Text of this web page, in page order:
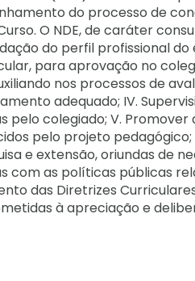
do processo de
O NDE, de caráter
do perfil profissional do
para aprovação no
nos processos de
adequado; IV.
colegiado; V.
pelo projeto
e extensão, oriundas de
com as políticas públicas
das Diretrizes
à apreciação e